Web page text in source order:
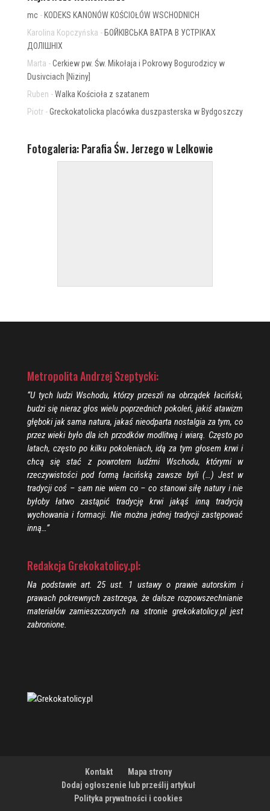
mc- KODEKS KANONÓW KOŚCIOŁÓW WSCHODNICH
Karolina Kopczyńska - БОЙКІВСЬКА ВАТРА В УСТРІКАХ
ДОЛІШНІХ
Marta -Cerkiew pw. Św. Mikołaja i Pokrowy Bogurodzicy w
Dusivciach [Niziny]
Ruben -Walka Kościoła z szatanem
Piotr-Greckokatolicka placówka duszpasterska w Bydgoszczy
Fotogaleria: Parafia Św. Jerzego w Lelkowie
Metropolita Andrzej Szeptycki:
“U tych ludzi Wschodu, którzy przeszli na obrządek łaciński,
budzi się nieraz głos wielu poprzednich pokoleń, jakiś atawizm
głęboki jak sama natura, jakaś nieodparta nostalgia za tym, co
przez wieki było dla ich przodków modlitwą i wiarą. Często po
latach, często po kilku pokoleniach, idą za tym głosem krwi i
chcą się stać z powrotem ludźmi Wschodu, którymi w
rzeczywistości pod formą łacińską zawsze byli (…) Jest w
tradycji coś – sam nie wiem co – co stanowi siłę natury i nie
byłoby łatwo zastąpić tradycję krwi jakąś inną tradycją
wychowania i formacji. Nie można jednej tradycji zastępować
inną…”
Redakcja Grekokatolicy.pl:
Na podstawie art. 25 ust. 1 ustawy o prawie autorskim i
prawach pokrewnych zastrzega, że dalsze rozpowszechnianie
materiałów zamieszczonych na stronie grekokatolicy.pl jest
zabronione.
Kontakt
Mapa strony
Dodaj ogłoszenie lub prześlij artykuł
Polityka prywatności i cookies